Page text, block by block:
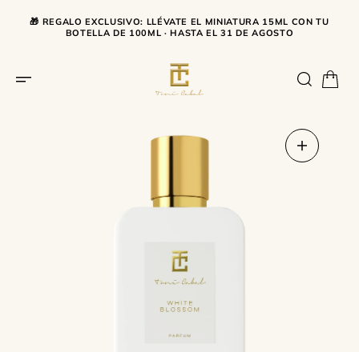
🎁 REGALO EXCLUSIVO: LLÉVATE EL MINIATURA 15ML CON TU
BOTELLA DE 100ML · HASTA EL 31 DE AGOSTO
Apri